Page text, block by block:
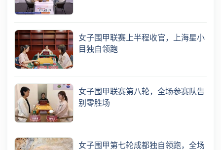
女子围甲联赛上半程收官，上海星小
目独自领跑
女子围甲联赛第八轮，全场参赛队告
别零胜场
女子围甲第七轮成都独自领跑，全场